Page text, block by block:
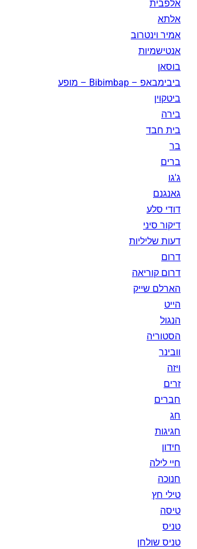
אלפבית
אלתא
אמיר וינטרוב
אנטישמיות
בוסאן
ביבימבאפ – Bibimbap – מופע
ביטקוין
בירה
בית חבד
בר
ברים
ג'גו
גאנגנם
דודי סלע
דיקור סיני
דעות שליליות
דרום
דרום קוריאה
הארלם שייק
הייט
הנגול
הסטוריה
וובינר
ויזה
זרים
חברים
חג
חגיגות
חידון
חיי לילה
חנוכה
טילי חץ
טיסה
טניס
טניס שולחן